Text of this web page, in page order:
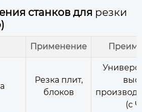
станков для резки
Применение
Резка плит,
блоков
(с